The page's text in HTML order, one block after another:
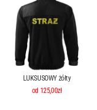
LUKSUSOWY żółty
od 125,00zł